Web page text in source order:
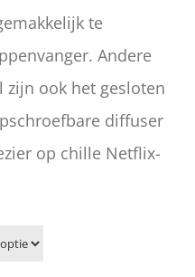
te
Andere
ook het gesloten
diffuser
op chille Netflix-